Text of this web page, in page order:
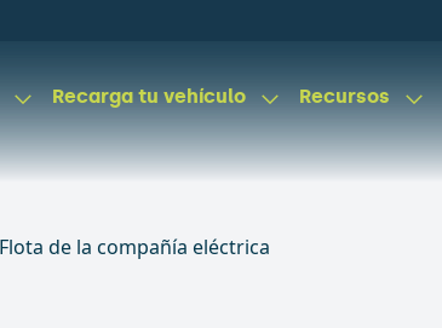
Recarga tu vehículo Recursos